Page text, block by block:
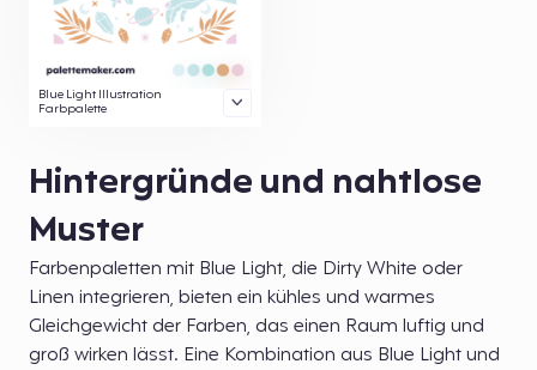
Blue Light Illustration
Farbpalette
Hintergründe und nahtlose
Muster
Farbenpaletten mit Blue Light, die Dirty White oder
Linen integrieren, bieten ein kühles und warmes
Gleichgewicht der Farben, das einen Raum luftig und
groß wirken lässt. Eine Kombination aus Blue Light und